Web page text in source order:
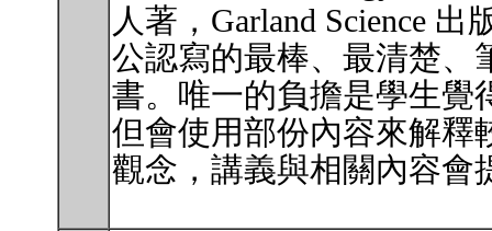
人著，Garland Science
公認寫的最棒、最清楚、
書。唯一的負擔是學生覺
但會使用部份內容來解釋
觀念，講義與相關內容會